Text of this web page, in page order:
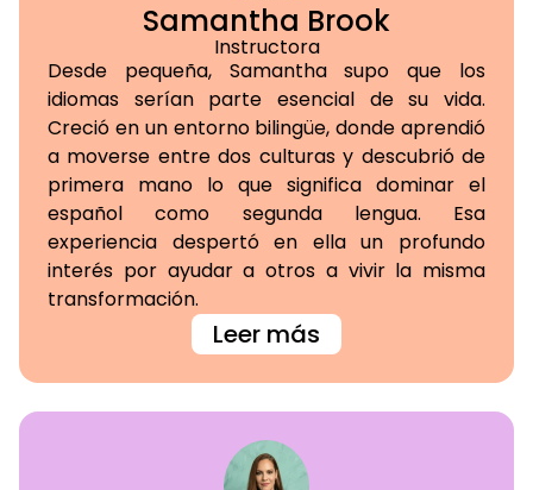
Samantha Brook
Instructora
Desde pequeña, Samantha supo que los
idiomas serían parte esencial de su vida.
Creció en un entorno bilingüe, donde aprendió
a moverse entre dos culturas y descubrió de
primera mano lo que significa dominar el
español como segunda lengua. Esa
experiencia despertó en ella un profundo
interés por ayudar a otros a vivir la misma
transformación.
Leer más